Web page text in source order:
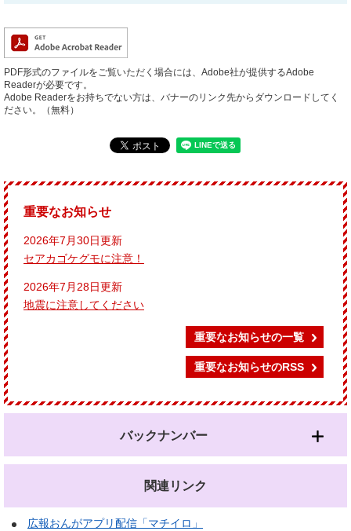
PDF形式のファイルをご覧いただく場合には、Adobe社が提供するAdobe
Readerが必要です。
Adobe Readerをお持ちでない方は、バナーのリンク先からダウンロードしてく
ださい。（無料）
重要なお知らせ
2026年7月30日更新
セアカゴケグモに注意！
2026年7月28日更新
地震に注意してください
重要なお知らせの一覧
重要なお知らせのRSS
バックナンバー
関連リンク
広報おんがアプリ配信「マチイロ」